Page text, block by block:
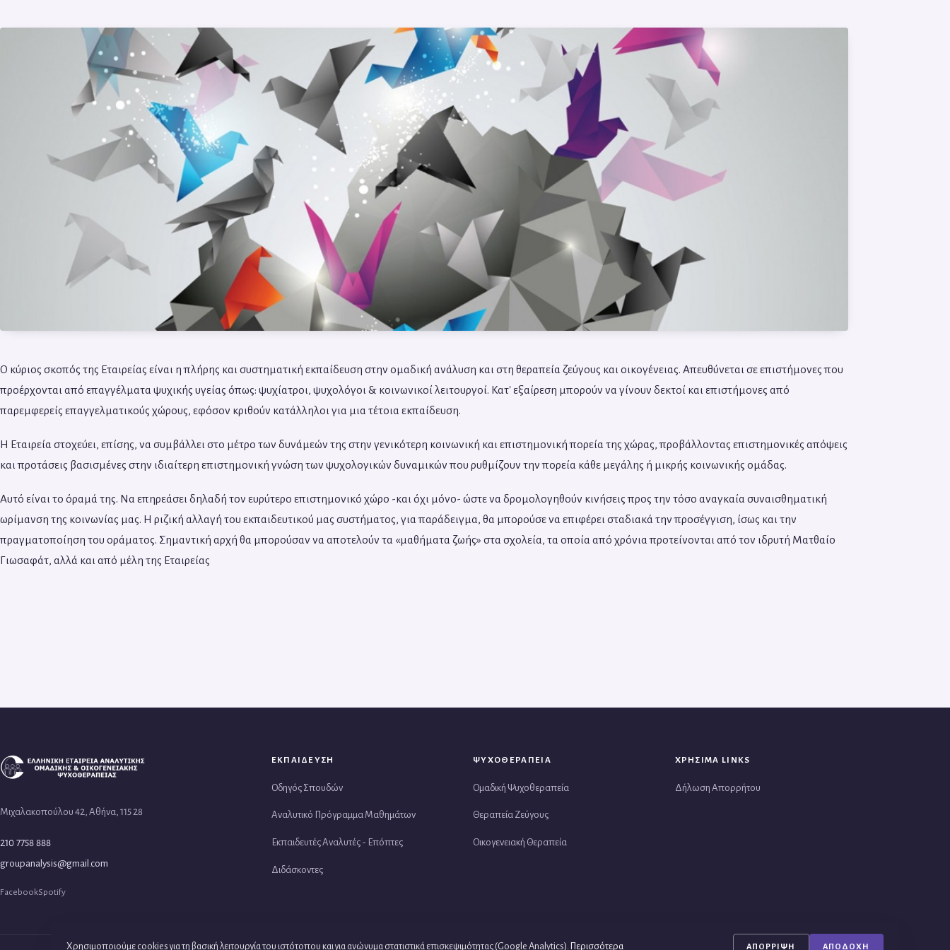
Ο κύριος σκοπός της Εταιρείας είναι η πλήρης και συστηματική εκπαίδευση στην ομαδική ανάλυση και στη θεραπεία ζεύγους και οικογένειας. Απευθύνεται σε επιστήμονες που
προέρχονται από επαγγέλματα ψυχικής υγείας όπως: ψυχίατροι, ψυχολόγοι & κοινωνικοί λειτουργοί. Κατ' εξαίρεση μπορούν να γίνουν δεκτοί και επιστήμονες από
παρεμφερείς επαγγελματικούς χώρους, εφόσον κριθούν κατάλληλοι για μια τέτοια εκπαίδευση.
Η Εταιρεία στοχεύει, επίσης, να συμβάλλει στο μέτρο των δυνάμεών της στην γενικότερη κοινωνική και επιστημονική πορεία της χώρας, προβάλλοντας επιστημονικές απόψεις
και προτάσεις βασισμένες στην ιδιαίτερη επιστημονική γνώση των ψυχολογικών δυναμικών που ρυθμίζουν την πορεία κάθε μεγάλης ή μικρής κοινωνικής ομάδας.
Αυτό είναι το όραμά της. Να επηρεάσει δηλαδή τον ευρύτερο επιστημονικό χώρο -και όχι μόνο- ώστε να δρομολογηθούν κινήσεις προς την τόσο αναγκαία συναισθηματική
ωρίμανση της κοινωνίας μας. Η ριζική αλλαγή του εκπαιδευτικού μας συστήματος, για παράδειγμα, θα μπορούσε να επιφέρει σταδιακά την προσέγγιση, ίσως και την
πραγματοποίηση του οράματος. Σημαντική αρχή θα μπορούσαν να αποτελούν τα «μαθήματα ζωής» στα σχολεία, τα οποία από χρόνια προτείνονται από τον ιδρυτή Ματθαίο
Γιωσαφάτ, αλλά και από μέλη της Εταιρείας
Μιχαλακοπούλου 42, Αθήνα, 115 28
210 7758 888
groupanalysis@gmail.com
FacebookSpotify
ΕΚΠΑΙΔΕΥΣΗ
Οδηγός Σπουδών
Αναλυτικό Πρόγραμμα Μαθημάτων
Εκπαιδευτές Αναλυτές - Επόπτες
Διδάσκοντες
ΨΥΧΟΘΕΡΑΠΕΙΑ
Ομαδική Ψυχοθεραπεία
Θεραπεία Ζεύγους
Οικογενειακή Θεραπεία
ΧΡΗΣΙΜΑ LINKS
Δήλωση Απορρήτου
Χρησιμοποιούμε cookies για τη βασική λειτουργία του ιστότοπου και για ανώνυμα στατιστικά επισκεψιμότητας (Google Analytics). Περισσότερα ΑΠΌΡΡΙΨΗ ΑΠΟΔΟΧΉ